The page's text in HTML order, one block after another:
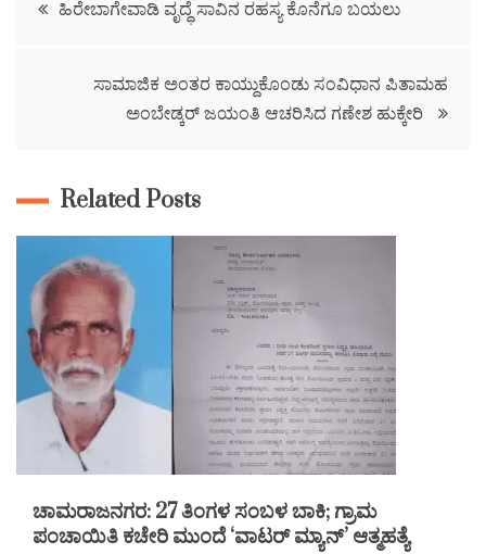
ಹಿರೇಬಾಗೇವಾಡಿ ವೃದ್ಧೆ ಸಾವಿನ ರಹಸ್ಯ ಕೊನೆಗೂ ಬಯಲು
ಸಾಮಾಜಿಕ‌ ಅಂತರ ಕಾಯ್ದುಕೊಂಡು ಸಂವಿಧಾನ ಪಿತಾಮಹ
ಅಂಬೇಡ್ಕರ್ ಜಯಂತಿ ಆಚರಿಸಿದ ಗಣೇಶ ಹುಕ್ಕೇರಿ
Related Posts
ಚಾಮರಾಜನಗರ: 27 ತಿಂಗಳ ಸಂಬಳ ಬಾಕಿ; ಗ್ರಾಮ
ಪಂಚಾಯಿತಿ ಕಚೇರಿ ಮುಂದೆ ‘ವಾಟರ್ ಮ್ಯಾನ್’ ಆತ್ಮಹತ್ಯೆ